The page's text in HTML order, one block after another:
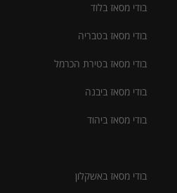
בודי מסאז בלוד
בודי מסאז בטבריה
בודי מסאז בטירת הכרמל
בודי מסאז ביבנה
בודי מסאז ביהוד
בודי מסאז באשקלון